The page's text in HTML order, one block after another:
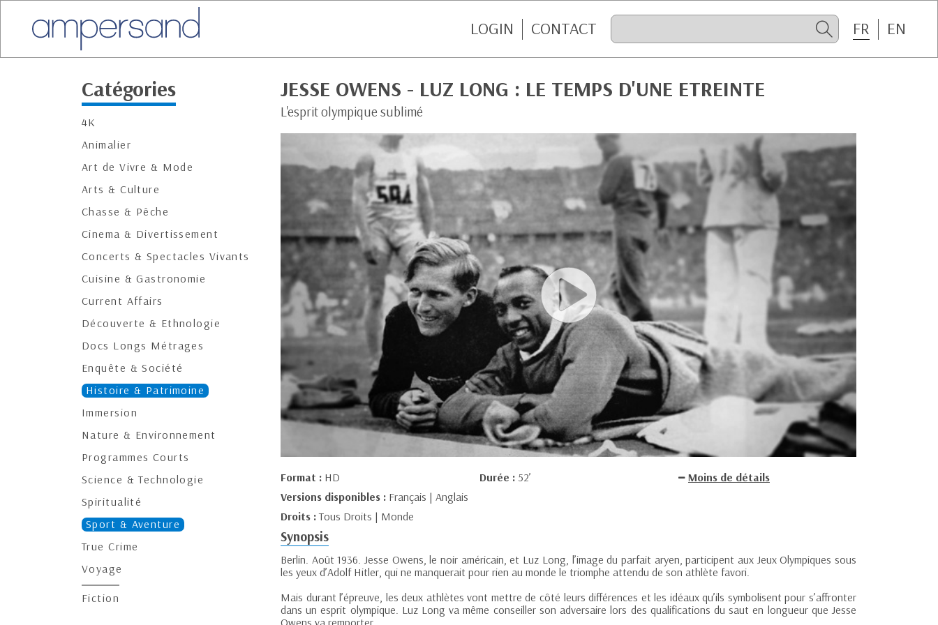
LOGIN CONTACT FR EN
Catégories
4K
Animalier
Art de Vivre & Mode
Arts & Culture
Chasse & Pêche
Cinema & Divertissement
Concerts & Spectacles Vivants
Cuisine & Gastronomie
Current Affairs
Découverte & Ethnologie
Docs Longs Métrages
Enquête & Société
Histoire & Patrimoine
Immersion
Nature & Environnement
Programmes Courts
Science & Technologie
Spiritualité
Sport & Aventure
True Crime
Voyage
Fiction
JESSE OWENS - LUZ LONG : LE TEMPS D'UNE ETREINTE
L'esprit olympique sublimé
Format : HD Durée : 52’
Moins de détails
Versions disponibles : Français | Anglais
Droits :Tous Droits | Monde
Synopsis
Berlin. Août 1936. Jesse Owens, le noir américain, et Luz Long, l’image du parfait aryen, participent aux Jeux Olympiques sous
les yeux d’Adolf Hitler, qui ne manquerait pour rien au monde le triomphe attendu de son athlète favori.
Mais durant l’épreuve, les deux athlètes vont mettre de côté leurs différences et les idéaux qu’ils symbolisent pour s’affronter
dans un esprit olympique. Luz Long va même conseiller son adversaire lors des qualifications du saut en longueur que Jesse